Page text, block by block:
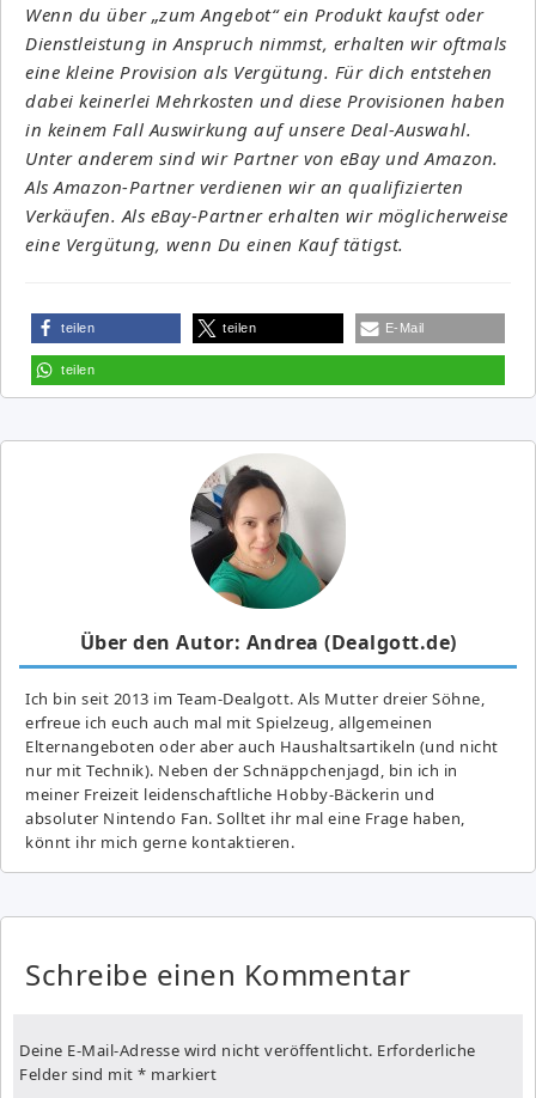
Wenn du über „zum Angebot“ ein Produkt kaufst oder
Dienstleistung in Anspruch nimmst, erhalten wir oftmals
eine kleine Provision als Vergütung. Für dich entstehen
dabei keinerlei Mehrkosten und diese Provisionen haben
in keinem Fall Auswirkung auf unsere Deal-Auswahl.
Unter anderem sind wir Partner von eBay und Amazon.
Als Amazon-Partner verdienen wir an qualifizierten
Verkäufen. Als eBay-Partner erhalten wir möglicherweise
eine Vergütung, wenn Du einen Kauf tätigst.
teilen teilen E-Mail
teilen
Über den Autor: Andrea (Dealgott.de)
Ich bin seit 2013 im Team-Dealgott. Als Mutter dreier Söhne,
erfreue ich euch auch mal mit Spielzeug, allgemeinen
Elternangeboten oder aber auch Haushaltsartikeln (und nicht
nur mit Technik). Neben der Schnäppchenjagd, bin ich in
meiner Freizeit leidenschaftliche Hobby-Bäckerin und
absoluter Nintendo Fan. Solltet ihr mal eine Frage haben,
könnt ihr mich gerne kontaktieren.
Schreibe einen Kommentar
Deine E-Mail-Adresse wird nicht veröffentlicht. Erforderliche
Felder sind mit * markiert